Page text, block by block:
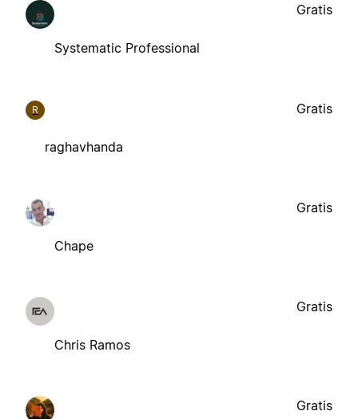
Systematic Professional
Gratis
R
raghavhanda
Gratis
Chape
Gratis
Chris Ramos
Gratis
Gratis